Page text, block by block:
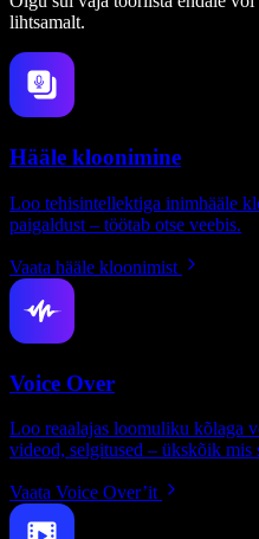
lihtsamalt.
Hääle kloonimine
Loo tehisintellektiga inimhääle
paigaldust – töötab otse veebis.
Vaata hääle kloonimist
Voice Over
Loo reaalajas loomuliku kõlaga
videod, selgitused – ükskõik mis
Vaata Voice Over’it